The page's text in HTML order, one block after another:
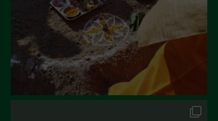
Aprile 2022
Marzo 2022
Febbraio 2022
Gennaio 2022
Dicembre 2021
Novembre 2021